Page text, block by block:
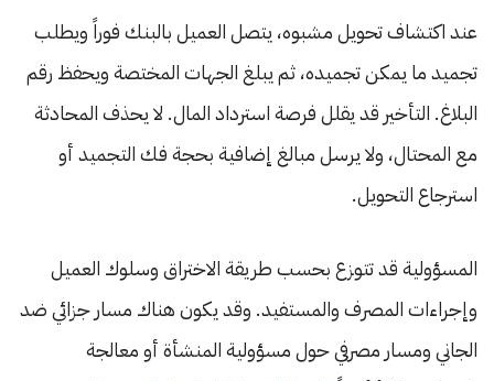
عند اكتشاف تحويل مشبوه، يتصل العميل بالبنك فوراً ويطلب
تجميد ما يمكن تجميده، ثم يبلغ الجهات المختصة ويحفظ رقم
البلاغ. التأخير قد يقلل فرصة استرداد المال. لا يحذف المحادثة
مع المحتال، ولا يرسل مبالغ إضافية بحجة فك التجميد أو
استرجاع التحويل.
المسؤولية قد تتوزع بحسب طريقة الاختراق وسلوك العميل
وإجراءات المصرف والمستفيد. وقد يكون هناك مسار جزائي ضد
الجاني ومسار مصرفي حول مسؤولية المنشأة أو معالجة